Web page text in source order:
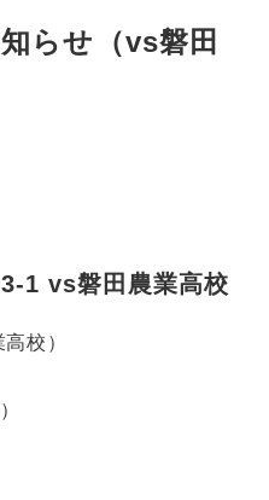
らせ（vs磐田
3-1 vs磐田農業高校
校）